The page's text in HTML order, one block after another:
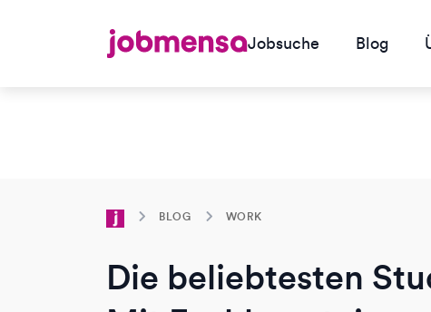
Jobsuche Blog
BLOG WORK
Die beliebtesten